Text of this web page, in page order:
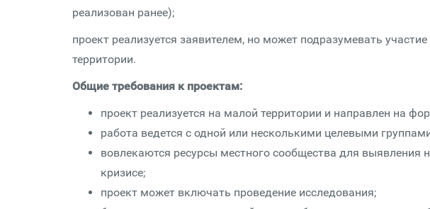
реализован ранее);
проект реализуется заявителем, но может подразумевать
территории.
Общие требования к проектам:
проект реализуется на малой территории и направлен на
работа ведется с одной или несколькими целевыми
вовлекаются ресурсы местного сообщества для выявления
кризисе;
проект может включать проведение исследования;